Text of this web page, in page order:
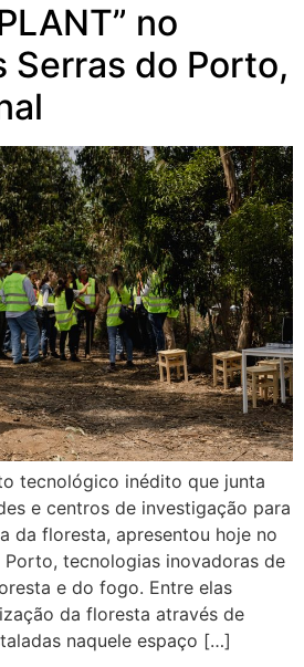
no
Serras do Porto,
tecnológico inédito que junta
e centros de investigação para
da floresta, apresentou hoje no
Porto, tecnologias inovadoras de
e do fogo. Entre elas
da floresta através de
naquele espaço […]